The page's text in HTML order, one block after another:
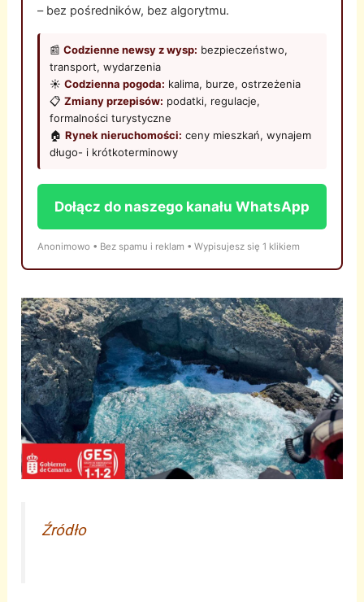
– bez pośredników, bez algorytmu.
📰Codzienne newsy z wysp: bezpieczeństwo,
transport, wydarzenia
☀️Codzienna pogoda: kalima, burze, ostrzeżenia
📋Zmiany przepisów: podatki, regulacje,
formalności turystyczne
🏠Rynek nieruchomości: ceny mieszkań, wynajem
długo- i krótkoterminowy
Dołącz do naszego kanału WhatsApp
Anonimowo • Bez spamu i reklam • Wypisujesz się 1 klikiem
Źródło